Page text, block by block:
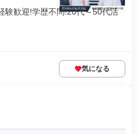
験歓迎!学歴不問!20代～50代活
気になる